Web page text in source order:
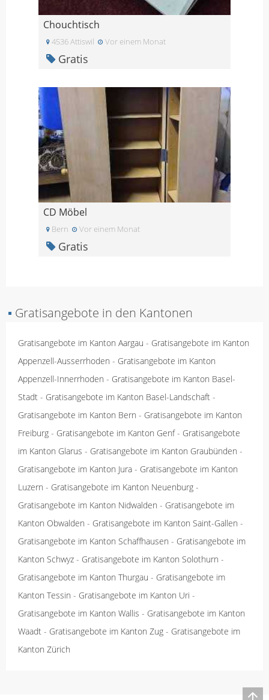
Chouchtisch
4536 Attiswil Vor einem Monat
Gratis
CD Möbel
Bern Vor einem Monat
Gratis
▪ Gratisangebote in den Kantonen
Gratisangebote im Kanton Aargau - Gratisangebote im Kanton
Appenzell-Ausserrhoden - Gratisangebote im Kanton
Appenzell-Innerrhoden - Gratisangebote im Kanton Basel-
Stadt - Gratisangebote im Kanton Basel-Landschaft -
Gratisangebote im Kanton Bern - Gratisangebote im Kanton
Freiburg - Gratisangebote im Kanton Genf- Gratisangebote
im Kanton Glarus - Gratisangebote im Kanton Graubünden -
Gratisangebote im Kanton Jura - Gratisangebote im Kanton
Luzern - Gratisangebote im Kanton Neuenburg -
Gratisangebote im Kanton Nidwalden - Gratisangebote im
Kanton Obwalden - Gratisangebote im Kanton Saint-Gallen -
Gratisangebote im Kanton Schaffhausen - Gratisangebote im
Kanton Schwyz - Gratisangebote im Kanton Solothurn -
Gratisangebote im Kanton Thurgau - Gratisangebote im
Kanton Tessin - Gratisangebote im Kanton Uri -
Gratisangebote im Kanton Wallis - Gratisangebote im Kanton
Waadt - Gratisangebote im Kanton Zug - Gratisangebote im
Kanton Zürich